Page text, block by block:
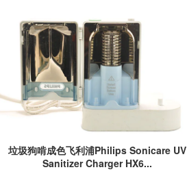
垃圾狗啃成色飞利浦Philips Sonicare UV
Sanitizer Charger HX6...